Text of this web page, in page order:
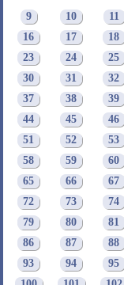
9 10 11
16
17 18
23
24 25
30
31 32
37
38 39
44
45 46
51
52 53
58
59 60
65
66 67
72
73 74
79
80 81
86
87 88
93
94 95